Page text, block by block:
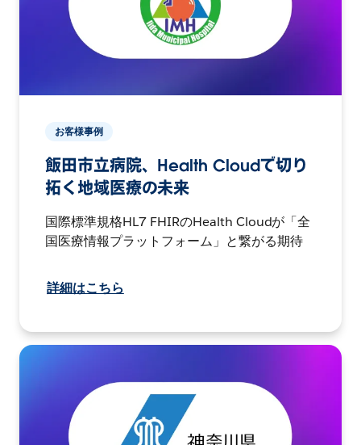
お客様事例
飯田市立病院、Health Cloudで切り
拓く地域医療の未来
国際標準規格HL7 FHIRのHealth Cloudが「全
国医療情報プラットフォーム」と繋がる期待
詳細はこちら